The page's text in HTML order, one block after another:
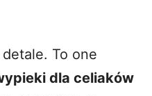
To one
dla celiaków